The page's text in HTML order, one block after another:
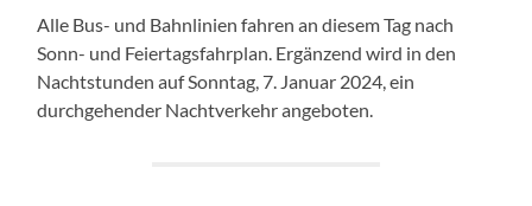
Alle Bus- und Bahnlinien fahren an diesem Tag nach
Sonn- und Feiertagsfahrplan. Ergänzend wird in den
Nachtstunden auf Sonntag, 7. Januar 2024, ein
durchgehender Nachtverkehr angeboten.